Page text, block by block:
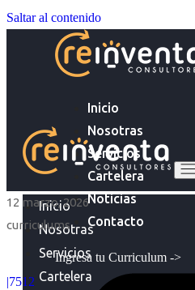
Saltar al contenido
Inicio
Nosotras
Servicios
Cartelera
Noticias
Contacto
Ingresa tu Curriculum ->
Inicio
Nosotras
Servicios
Cartelera
12 marzo, 2026
curriculums
|7512